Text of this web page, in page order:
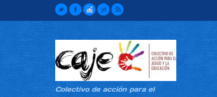
Colectivo de acción para el